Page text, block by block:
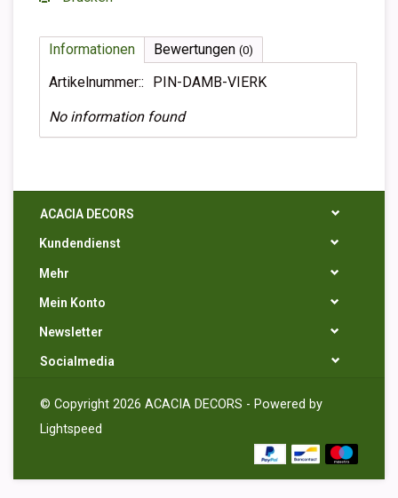
Informationen Bewertungen (0)
Artikelnummer:: PIN-DAMB-VIERK
No information found
ACACIA DECORS
Kundendienst
Mehr
Mein Konto
Newsletter
Socialmedia
© Copyright 2026 ACACIA DECORS - Powered by
Lightspeed